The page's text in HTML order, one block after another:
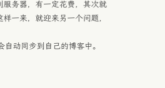
务器，有一定花费，其次就
一来，就迎来另一个问题，
动同步到自己的博客中。